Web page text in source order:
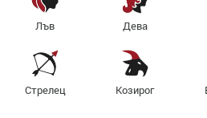
Лъв Дева
Стрелец Козирог